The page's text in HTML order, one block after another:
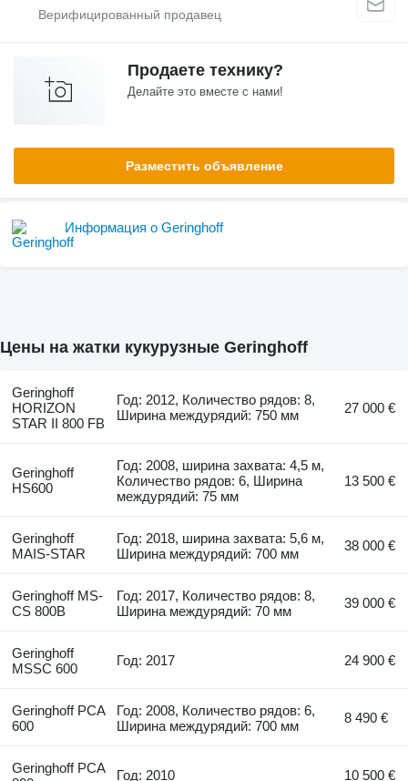
Продаете технику?
Делайте это вместе с нами!
Разместить объявление
Информация о Geringhoff
Цены на жатки кукурузные Geringhoff
Geringhoff
HORIZON
STAR II 800 FB
Год: 2012, Количество рядов: 8,
Ширина междурядий: 750 мм
27 000 €
Geringhoff
HS600
Год: 2008, ширина захвата: 4,5 м,
Количество рядов: 6, Ширина
междурядий: 75 мм
13 500 €
Geringhoff
MAIS-STAR
Год: 2018, ширина захвата: 5,6 м,
Ширина междурядий: 700 мм
38 000 €
Geringhoff MS-
CS 800B
Год: 2017, Количество рядов: 8,
Ширина междурядий: 70 мм
39 000 €
Geringhoff
MSSC 600
Год: 2017 24 900 €
Geringhoff PCA
600
Год: 2008, Количество рядов: 6,
Ширина междурядий: 700 мм
8 490 €
Geringhoff PCA
Год: 2010 10 500 €